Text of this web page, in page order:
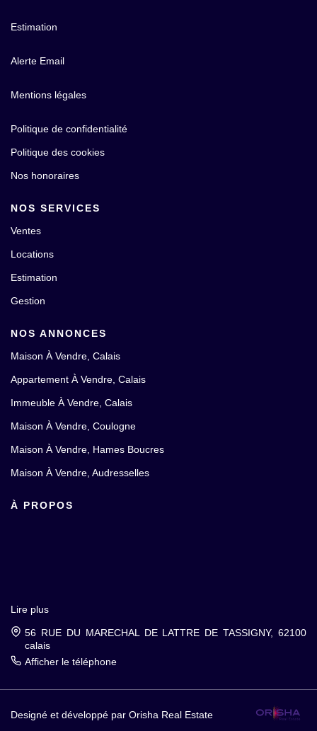
Estimation
Alerte Email
Mentions légales
Politique de confidentialité
Politique des cookies
Nos honoraires
NOS SERVICES
Ventes
Locations
Estimation
Gestion
NOS ANNONCES
Maison À Vendre, Calais
Appartement À Vendre, Calais
Immeuble À Vendre, Calais
Maison À Vendre, Coulogne
Maison À Vendre, Hames Boucres
Maison À Vendre, Audresselles
À PROPOS
Lire plus
56 RUE DU MARECHAL DE LATTRE DE TASSIGNY, 62100
calais
Afficher le téléphone
Designé et développé par Orisha Real Estate